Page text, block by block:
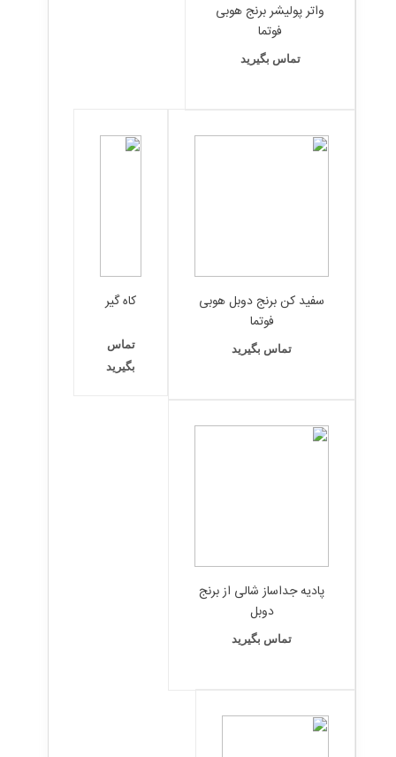
واتر پولیشر برنج هوبی
فوتما
تماس بگیرید
سفید کن برنج دوبل هوبی
فوتما
تماس بگیرید
کاه گیر
تماس
بگیرید
پادیه جداساز شالی از برنج
دوبل
تماس بگیرید